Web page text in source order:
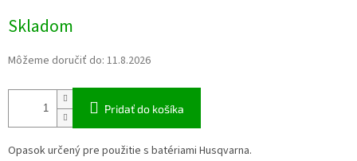
Skladom
Môžeme doručiť do: 11.8.2026
Pridať do košíka
Opasok určený pre použitie s batériami Husqvarna.